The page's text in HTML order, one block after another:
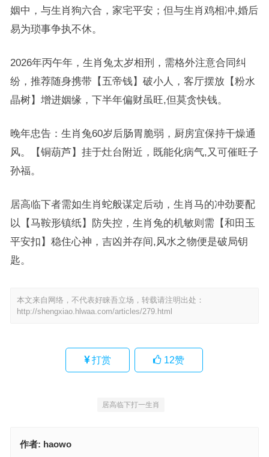
姻中，与生肖狗六合，家宅平安；但与生肖鸡相冲,婚后
易为琐事争执不休。
2026年丙午年，生肖兔太岁相刑，需格外注意合同纠
纷，推荐随身携带【五帝钱】破小人，客厅摆放【粉水
晶树】增进姻缘，下半年偏财虽旺,但莫贪快钱。
晚年忠告：生肖兔60岁后肠胃脆弱，厨房宜保持干燥通
风。【铜葫芦】挂于灶台附近，既能化病气,又可催旺子
孙福。
居高临下者需如生肖蛇般谋定后动，生肖马的冲劲要配
以【马鞍形镇纸】防失控，生肖兔的机敏则需【和田玉
平安扣】稳住心神，吉凶并存间,风水之物便是破局钥
匙。
本文来自网络，不代表好睐吾立场，转载请注明出处：
http://shengxiao.hlwaa.com/articles/279.html
打赏 12赞
居高临下打一生肖
作者: haowo